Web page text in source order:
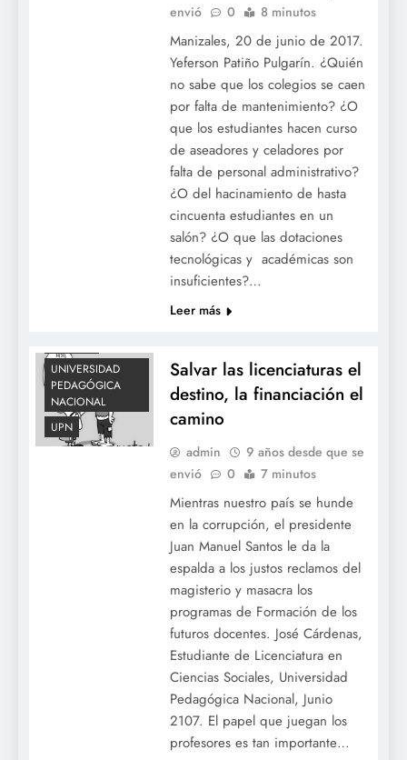
envió
0 8 minutos
Manizales, 20 de junio de 2017.
Yeferson Patiño Pulgarín. ¿Quién
no sabe que los colegios se caen
por falta de mantenimiento? ¿O
que los estudiantes hacen curso
de aseadores y celadores por
falta de personal administrativo?
¿O del hacinamiento de hasta
cincuenta estudiantes en un
salón? ¿O que las dotaciones
tecnológicas y académicas son
insuficientes?…
Leer más
UNIVERSIDAD
PEDAGÓGICA
NACIONAL
UPN
Salvar las licenciaturas el
destino, la financiación el
camino
admin
9 años desde que se
envió
0 7 minutos
Mientras nuestro país se hunde
en la corrupción, el presidente
Juan Manuel Santos le da la
espalda a los justos reclamos del
magisterio y masacra los
programas de Formación de los
futuros docentes. José Cárdenas,
Estudiante de Licenciatura en
Ciencias Sociales, Universidad
Pedagógica Nacional, Junio
2107. El papel que juegan los
profesores es tan importante…